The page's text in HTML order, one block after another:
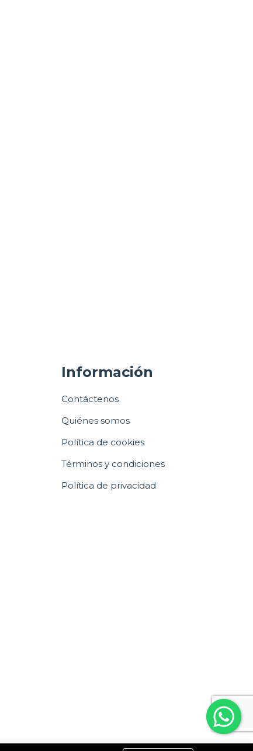
Información
Contáctenos
Quiénes somos
Política de cookies
Términos y condiciones
Política de privacidad